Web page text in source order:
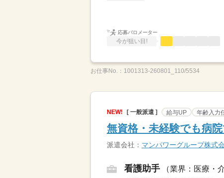
応募バロメーター
今が狙い目!
お仕事No.： 1001313-260801_110/5534
NEW! [ 一般派遣 ] 給与UP 年齢入力
無資格・未経験でも病
派遣会社： マンパワーグループ株式
看護助手 （業界：医療・